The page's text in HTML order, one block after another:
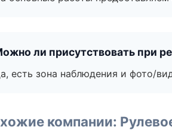
ли присутствовать при
есть зона наблюдения и фото/
компании: